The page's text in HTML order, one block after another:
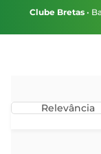
Clube Bretas •
Relevância